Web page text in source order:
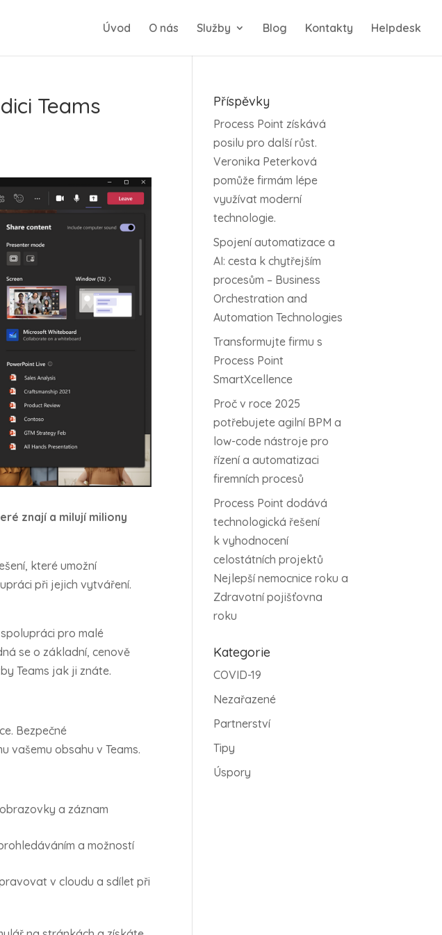
Úvod O nás Služby Blog Kontakty Helpdesk
Teams
znají a milují miliony
které umožní
při jejich vytváření.
pro malé
se o základní, cenově
Teams jak ji znáte.
Bezpečné
vašemu obsahu v Teams.
a záznam
a možností
v cloudu a sdílet při
Příspěvky
Process Point získává
posilu pro další růst.
Veronika Peterková
pomůže firmám lépe
využívat moderní
technologie.
Spojení automatizace a
AI: cesta k chytřejším
procesům – Business
Orchestration and
Automation Technologies
Transformujte firmu s
Process Point
SmartXcellence
Proč v roce 2025
potřebujete agilní BPM a
low-code nástroje pro
řízení a automatizaci
firemních procesů
Process Point dodává
technologická řešení
k vyhodnocení
celostátních projektů
Nejlepší nemocnice roku a
Zdravotní pojišťovna
roku
Kategorie
COVID-19
Nezařazené
Partnerství
Tipy
Úspory